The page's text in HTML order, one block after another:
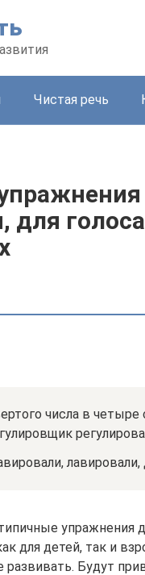
Чистая речь
для
числа в
упражнения
для детей, так и
развивать. Будут